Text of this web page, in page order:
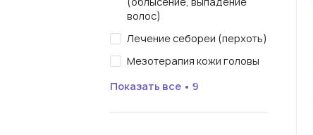
волос)
Лечение себореи (перхоть)
Мезотерапия кожи головы
Показать все • 9